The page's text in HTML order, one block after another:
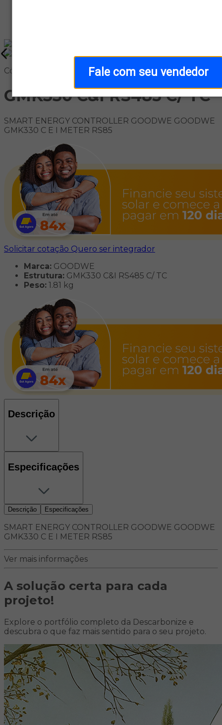
Fale com seu vendedor
Código: 347453-9
GMK330 C&I RS485 C/ TC
SMART ENERGY CONTROLLER GOODWE GOODWE
GMK330 C E I METER RS85
Solicitar cotação Quero ser integrador
Marca: GOODWE
Estrutura: GMK330 C&I RS485 C/ TC
Peso: 1.81 kg
Descrição
Especificações
Descrição Especificações
SMART ENERGY CONTROLLER GOODWE GOODWE
GMK330 C E I METER RS85
Ver mais informações
A solução certa para cada
projeto!
Explore o portfólio completo da Descarbonize e
descubra o que faz mais sentido para o seu projeto.